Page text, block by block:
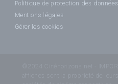
Politique de protection des données
Mentions légales
Gérer les cookies